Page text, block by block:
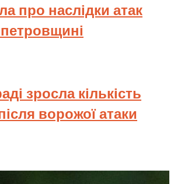
про наслідки атак
зросла кількість
ворожої атаки